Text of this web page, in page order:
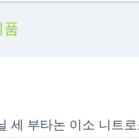
품
세 부타논 이소 니트